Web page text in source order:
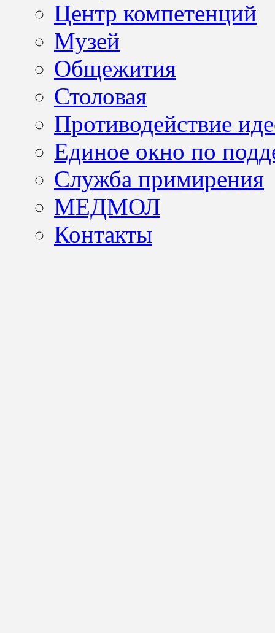
Центр компетенций
Музей
Общежития
Столовая
Противодействие
Единое окно по
Служба примирения
МЕДМОЛ
Контакты